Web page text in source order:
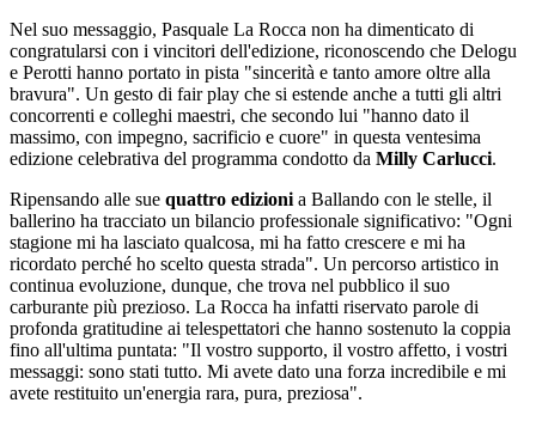
Nel suo messaggio, Pasquale La Rocca non ha dimenticato di
congratularsi con i vincitori dell'edizione, riconoscendo che Delogu
e Perotti hanno portato in pista "sincerità e tanto amore oltre alla
bravura". Un gesto di fair play che si estende anche a tutti gli altri
concorrenti e colleghi maestri, che secondo lui "hanno dato il
massimo, con impegno, sacrificio e cuore" in questa ventesima
edizione celebrativa del programma condotto da Milly Carlucci.
Ripensando alle sue quattro edizioni a Ballando con le stelle, il
ballerino ha tracciato un bilancio professionale significativo: "Ogni
stagione mi ha lasciato qualcosa, mi ha fatto crescere e mi ha
ricordato perché ho scelto questa strada". Un percorso artistico in
continua evoluzione, dunque, che trova nel pubblico il suo
carburante più prezioso. La Rocca ha infatti riservato parole di
profonda gratitudine ai telespettatori che hanno sostenuto la coppia
fino all'ultima puntata: "Il vostro supporto, il vostro affetto, i vostri
messaggi: sono stati tutto. Mi avete dato una forza incredibile e mi
avete restituito un'energia rara, pura, preziosa".